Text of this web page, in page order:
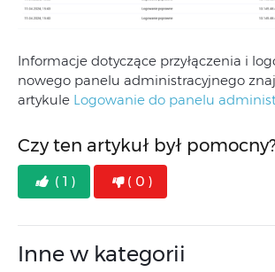
Informacje dotyczące przyłączenia i
nowego panelu administracyjnego
artykule Logowanie do panelu
Czy ten artykuł był
( 1 ) ( 0 )
Inne w kategorii